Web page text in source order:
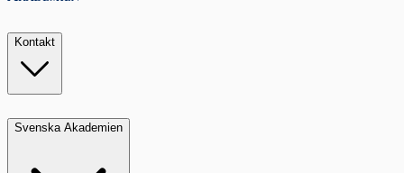
Kontakt
Svenska Akademien